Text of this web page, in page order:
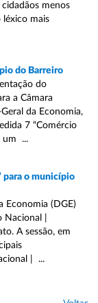
menos
léxico mais
do Barreiro
do
a Câmara
da Economia,
7 “Comércio
um ...
para o município
Economia (DGE)
|
A sessão, em
| ...